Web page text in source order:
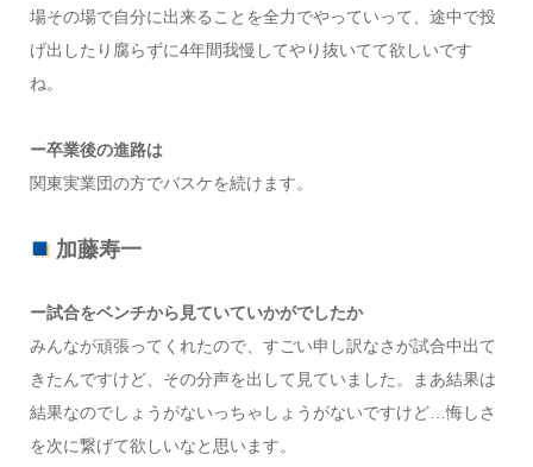
場その場で自分に出来ることを全力でやっていって、途中で投
げ出したり腐らずに4年間我慢してやり抜いてて欲しいです
ね。
ー卒業後の進路は
関東実業団の方でバスケを続けます。
加藤寿一
ー試合をベンチから見ていていかがでしたか
みんなが頑張ってくれたので、すごい申し訳なさが試合中出て
きたんですけど、その分声を出して見ていました。まあ結果は
結果なのでしょうがないっちゃしょうがないですけど…悔しさ
を次に繋げて欲しいなと思います。